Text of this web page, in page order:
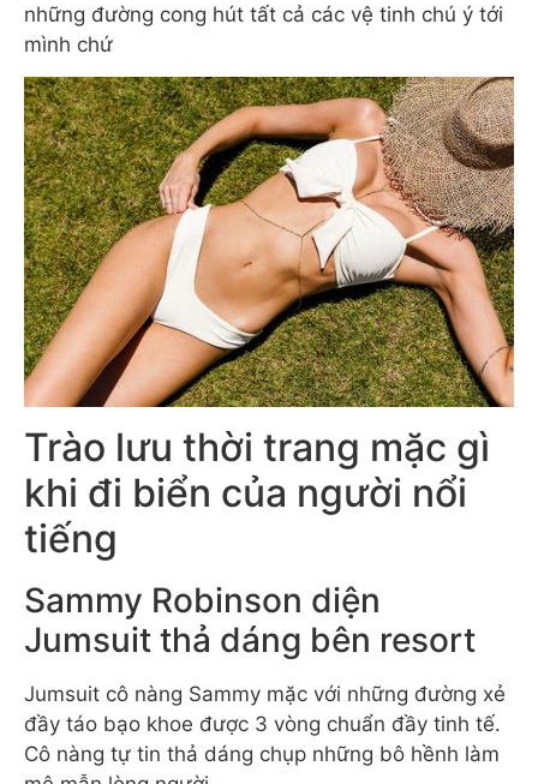
những đường cong hút tất cả các vệ tinh chú ý tới
mình chứ
Trào lưu thời trang mặc gì
khi đi biển của người nổi
tiếng
Sammy Robinson diện
Jumsuit thả dáng bên resort
Jumsuit cô nàng Sammy mặc với những đường xẻ
đầy táo bạo khoe được 3 vòng chuẩn đầy tinh tế.
Cô nàng tự tin thả dáng chụp những bô hềnh làm